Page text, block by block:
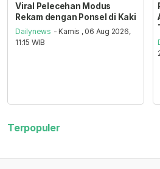
Viral Pelecehan Modus
Rekam dengan Ponsel di Kaki
Dailynews - Kamis , 06 Aug 2026,
11:15 WIB
Terpopuler